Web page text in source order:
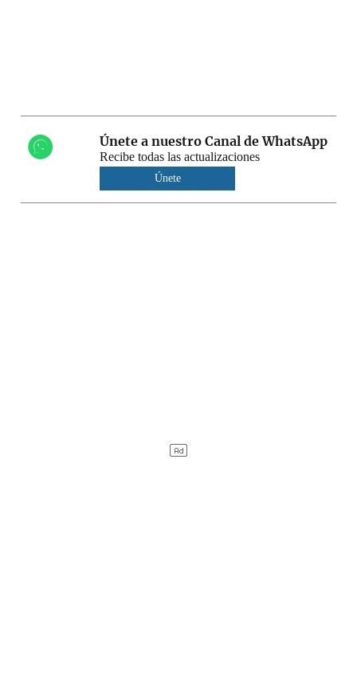
Únete a nuestro Canal de WhatsApp
Recibe todas las actualizaciones
Únete